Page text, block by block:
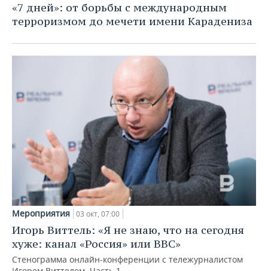
«7 дней»: от борьбы с международным
терроризмом до мечети имени Карадениза
Мероприятия 03 окт, 07:00
Игорь Виттель: «Я не знаю, что на сегодня
хуже: канал «Россия» или BBC»
Стенограмма онлайн-конференции с тележурналистом